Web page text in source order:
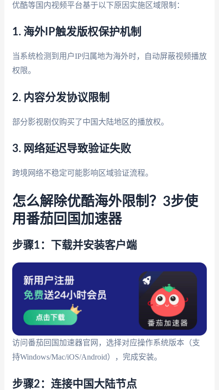
优酷等国内视频平台基于以下原因实施区域限制：
1. 海外IP触发版权保护机制
当系统检测到用户IP归属地为海外时，自动屏蔽视频播放
权限。
2. 内容分发协议限制
部分影视剧仅购买了中国大陆地区的播放权。
3. 网络延迟导致验证失败
跨境网络不稳定可能影响区域验证流程。
怎么解除优酷海外限制？3步使
用番茄回国加速器
步骤1：下载并安装客户端
访问番茄回国加速器官网，选择对应操作系统版本（支
持Windows/Mac/iOS/Android），完成安装。
步骤2：连接中国大陆节点